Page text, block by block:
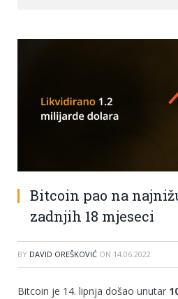
Bitcoin pao na
zadnjih 18 mjeseci
BY DAVID OREŠKOVIĆ ON 14.06.2022
Bitcoin je 14. lipnja došao unutar